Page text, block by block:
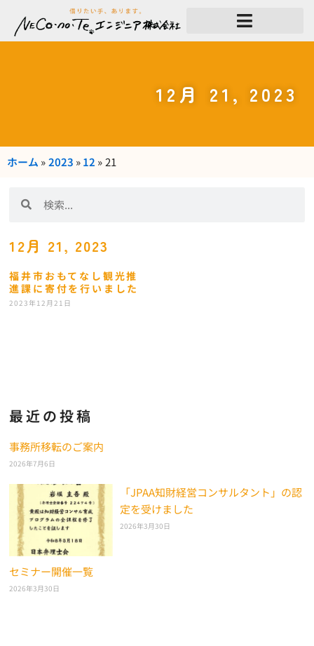
ス
12月 21, 2023
ホーム »2023 »12 »21
索
12月 21, 2023
福井市おもてなし観光推
進課に寄付を行いました
2023年12月21日
最近の投稿
事務所移転のご案内
2026年7月6日
「JPAA知財経営コンサルタント」の認
定を受けました
2026年3月30日
セミナー開催一覧
2026年3月30日